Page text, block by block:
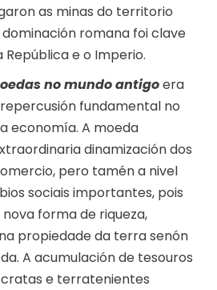
as minas do territorio
romana foi clave
e o Imperio.
no mundo antigoera
fundamental no
economía. A moeda
dinamización dos
pero tamén a nivel
sociais importantes, pois
forma de riqueza,
propiedade da terra senón
A acumulación de tesouros
e terratenientes